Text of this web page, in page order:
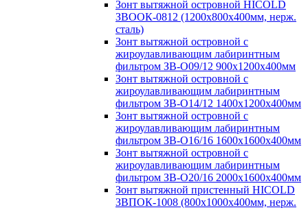
Зонт вытяжной островной HICOLD
ЗВООК-0812 (1200х800x400мм, нерж.
сталь)
Зонт вытяжной островной с
жироулавливающим лабиринтным
фильтром ЗВ-О09/12 900х1200х400мм
Зонт вытяжной островной с
жироулавливающим лабиринтным
фильтром ЗВ-О14/12 1400х1200х400мм
Зонт вытяжной островной с
жироулавливающим лабиринтным
фильтром ЗВ-О16/16 1600х1600х400мм
Зонт вытяжной островной с
жироулавливающим лабиринтным
фильтром ЗВ-О20/16 2000х1600х400мм
Зонт вытяжной пристенный HICOLD
ЗВПОК-1008 (800х1000х400мм, нерж.